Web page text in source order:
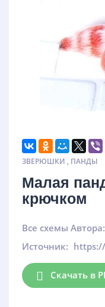
ЗВЕРЮШКИ , ПАНДЫ
Малая
крючком
Все схемы Автора:
Источник:
Скачать в